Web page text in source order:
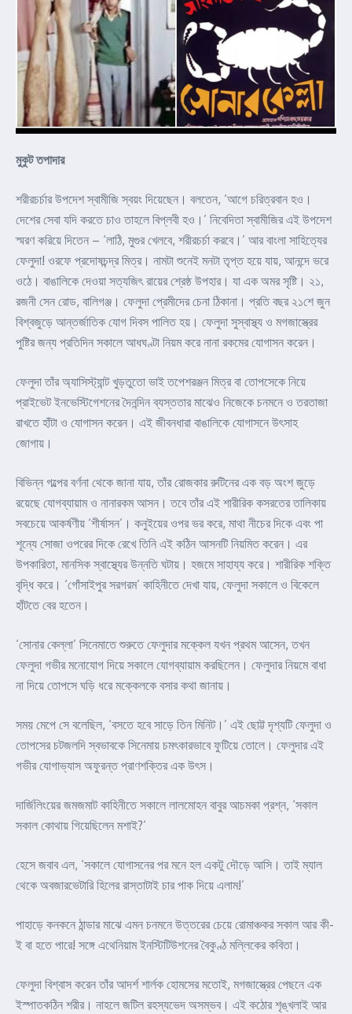
মুকুট তপাদার
শরীরচর্চার উপদেশ স্বামীজি স্বয়ং দিয়েছেন। বলতেন, ‘আগে চরিত্রবান হও।
দেশের সেবা যদি করতে চাও তাহলে বিপ্লবী হও।’ নিবেদিতা স্বামীজির এই উপদেশ
স্মরণ করিয়ে দিতেন – ‘লাঠি, মুগুর খেলবে, শরীরচর্চা করবে।’ আর বাংলা সাহিত্যের
ফেলুদা! ওরফে প্রদোষচন্দ্র মিত্র। নামটা শুনেই মনটা তৃপ্ত হয়ে যায়, আনন্দে ভরে
ওঠে। বাঙালিকে দেওয়া সত্যজিৎ রায়ের শ্রেষ্ঠ উপহার। যা এক অমর সৃষ্টি। ২১,
রজনী সেন রোড, বালিগঞ্জ। ফেলুদা প্রেমীদের চেনা ঠিকানা। প্রতি বছর ২১শে জুন
বিশ্বজুড়ে আন্তর্জাতিক যোগ দিবস পালিত হয়। ফেলুদা সুস্বাস্থ্য ও মগজাস্ত্রের
পুষ্টির জন্য প্রতিদিন সকালে আধঘণ্টা নিয়ম করে নানা রকমের যোগাসন করেন।
ফেলুদা তাঁর অ্যাসিস্ট্যান্ট খুড়তুতো ভাই তপেশরঞ্জন মিত্র বা তোপসেকে নিয়ে
প্রাইভেট ইনভেস্টিগেশনের দৈনন্দিন ব্যস্ততার মাঝেও নিজেকে চনমনে ও তরতাজা
রাখতে হাঁটা ও যোগাসন করেন। এই জীবনধারা বাঙালিকে যোগাসনে উৎসাহ
জোগায়।
বিভিন্ন গল্পের বর্ণনা থেকে জানা যায়, তাঁর রোজকার রুটিনের এক বড় অংশ জুড়ে
রয়েছে যোগব্যায়াম ও নানারকম আসন। তবে তাঁর এই শারীরিক কসরতের তালিকায়
সবচেয়ে আকর্ষণীয় ‘শীর্ষাসন’। কনুইয়ের ওপর ভর করে, মাথা নীচের দিকে এবং পা
শূন্যে সোজা ওপরের দিকে রেখে তিনি এই কঠিন আসনটি নিয়মিত করেন। এর
উপকারিতা, মানসিক স্বাস্থ্যের উন্নতি ঘটায়। হজমে সাহায্য করে। শারীরিক শক্তি
বৃদ্ধি করে। ‘গোঁসাইপুর সরগরম’ কাহিনীতে দেখা যায়, ফেলুদা সকালে ও বিকেলে
হাঁটতে বের হতেন।
‘সোনার কেল্লা’ সিনেমাতে শুরুতে ফেলুদার মক্কেল যখন প্রথম আসেন, তখন
ফেলুদা গভীর মনোযোগ দিয়ে সকালে যোগব্যায়াম করছিলেন। ফেলুদার নিয়মে বাধা
না দিয়ে তোপসে ঘড়ি ধরে মক্কেলকে বসার কথা জানায়।
সময় মেপে সে বলেছিল, ‘বসতে হবে সাড়ে তিন মিনিট।’ এই ছোট্ট দৃশ্যটি ফেলুদা ও
তোপসের চটজলদি স্বভাবকে সিনেমায় চমৎকারভাবে ফুটিয়ে তোলে। ফেলুদার এই
গভীর যোগাভ্যাস অফুরন্ত প্রাণশক্তির এক উৎস।
দার্জিলিংয়ের জমজমাট কাহিনীতে সকালে লালমোহন বাবুর আচমকা প্রশ্ন, ‘সকাল
সকাল কোথায় গিয়েছিলেন মশাই?’
হেসে জবাব এল, ‘সকালে যোগাসনের পর মনে হল একটু দৌড়ে আসি। তাই ম্যাল
থেকে অবজারভেটারি হিলের রাস্তাটাই চার পাক দিয়ে এলাম!’
পাহাড়ে কনকনে ঠান্ডার মাঝে এমন চনমনে উত্তরের চেয়ে রোমাঞ্চকর সকাল আর কী-
ই বা হতে পারে! সঙ্গে এথেনিয়াম ইনস্টিটিউশনের বৈকুণ্ঠ মল্লিকের কবিতা।
ফেলুদা বিশ্বাস করেন তাঁর আদর্শ শার্লক হোমসের মতোই, মগজাস্ত্রের পেছনে এক
ইস্পাতকঠিন শরীর। নাহলে জটিল রহস্যভেদ অসম্ভব। এই কঠোর শৃঙ্খলাই আর